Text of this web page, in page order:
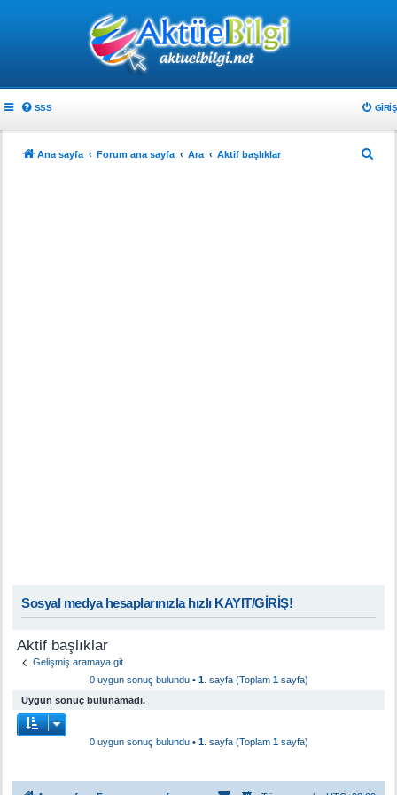
SSS GIRIŞ
Ana sayfa Forum ana sayfa Ara Aktif başlıklar
Sosyal medya hesaplarınızla hızlı KAYIT/GİRİŞ!
Aktif başlıklar
Gelişmiş aramaya git
0 uygun sonuç bulundu • 1. sayfa (Toplam 1sayfa)
Uygun sonuç bulunamadı.
0 uygun sonuç bulundu • 1. sayfa (Toplam 1sayfa)